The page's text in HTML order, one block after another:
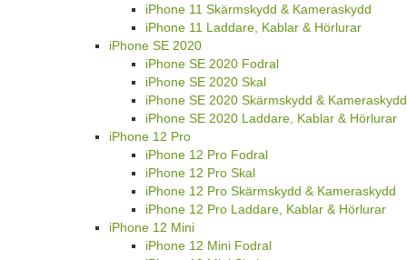
iPhone 11 Skärmskydd & Kameraskydd
iPhone 11 Laddare, Kablar & Hörlurar
iPhone SE 2020
iPhone SE 2020 Fodral
iPhone SE 2020 Skal
iPhone SE 2020 Skärmskydd & Kameraskydd
iPhone SE 2020 Laddare, Kablar & Hörlurar
iPhone 12 Pro
iPhone 12 Pro Fodral
iPhone 12 Pro Skal
iPhone 12 Pro Skärmskydd & Kameraskydd
iPhone 12 Pro Laddare, Kablar & Hörlurar
iPhone 12 Mini
iPhone 12 Mini Fodral